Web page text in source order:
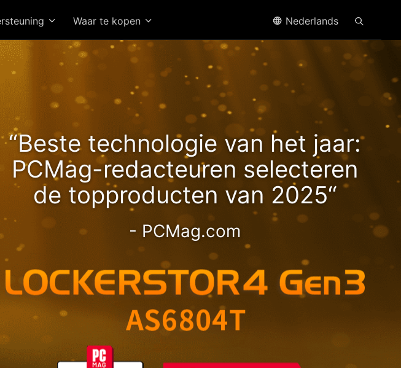
Waar te kopen Nederlands
“Beste technologie van het jaar:
PCMag-redacteuren selecteren
de topproducten van 2025“
- PCMag.com
Pro Gen2
Ryzen-
2.5GbE NAS
Betrouwbare opslag voor thuis en